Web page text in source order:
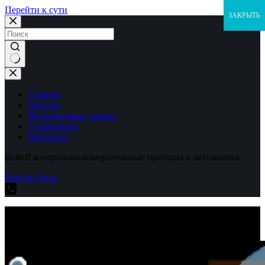
Перейти к сути
Ничего
не
найденоГлавная
Каталог
Выполненные заказы
О компании
Контакты
Balluff контрольно-измерительные приборы и автоматика
Explore Shop
ЗАКРЫТЬ